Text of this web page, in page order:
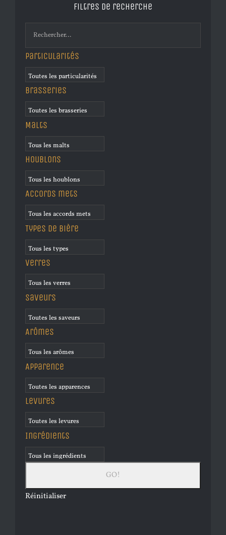
Filtres de recherche
Particularités
Brasseries
Malts
Houblons
Accords mets
Types de bière
Verres
Saveurs
Arômes
Apparence
Levures
Ingrédients
Réinitialiser